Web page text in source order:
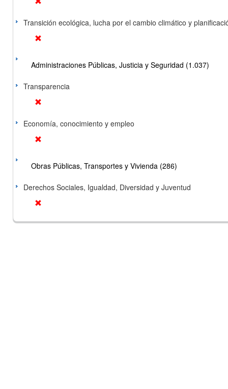
Transición ecológica, lucha por el cambio climático y
Administraciones Públicas, Justicia y Seguridad (1.037)
Transparencia
Economía, conocimiento y empleo
Obras Públicas, Transportes y Vivienda (286)
Derechos Sociales, Igualdad, Diversidad y Juventud